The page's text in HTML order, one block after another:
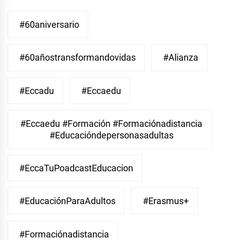
#60aniversario
#60añostransformandovidas #Alianza
#eccadu #eccaedu
#eccaedu #formación #formaciónadistancia
#educacióndepersonasadultas
#EccaTuPoadcastEducacion
#EducaciónParaAdultos #Erasmus+
#Formaciónadistancia